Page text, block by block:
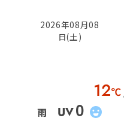
2026年08月08
日(土)
12℃
雨 UV0